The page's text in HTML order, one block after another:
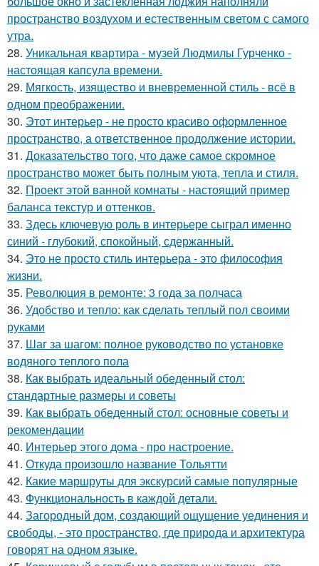
пространство воздухом и естественным светом с самого
утра.
28. Уникальная квартира - музей Людмилы Гурченко -
настоящая капсула времени.
29. Мягкость, изящество и вневременной стиль - всё в
одном преображении.
30. Этот интерьер - не просто красиво оформленное
пространство, а ответственное продолжение истории.
31. Доказательство того, что даже самое скромное
пространство может быть полным уюта, тепла и стиля.
32. Проект этой ванной комнаты - настоящий пример
баланса текстур и оттенков.
33. Здесь ключевую роль в интерьере сыграл именно
синий - глубокий, спокойный, сдержанный.
34. Это не просто стиль интерьера - это философия
жизни.
35. Революция в ремонте: 3 года за полчаса
36. Удобство и тепло: как сделать теплый пол своими
руками
37. Шаг за шагом: полное руководство по установке
водяного теплого пола
38. Как выбрать идеальный обеденный стол:
стандартные размеры и советы
39. Как выбрать обеденный стол: основные советы и
рекомендации
40. Интерьер этого дома - про настроение.
41. Откуда произошло название Тольятти
42. Какие маршруты для экскурсий самые популярные
43. Функциональность в каждой детали.
44. Загородный дом, создающий ощущение уединения и
свободы, - это пространство, где природа и архитектура
говорят на одном языке.